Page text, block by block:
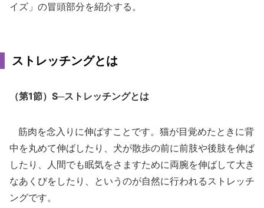
イズ」の冒頭部分を紹介する。
ストレッチングとは
（第1節）S─ストレッチングとは
筋肉を念入りに伸ばすことです。猫が目覚めたときに背
中を丸めて伸ばしたり、犬が散歩の前に前肢や後肢を伸ば
したり、人間でも眠気をさますために両腕を伸ばして大き
なあくびをしたり、というのが自然に行われるストレッチ
ングです。